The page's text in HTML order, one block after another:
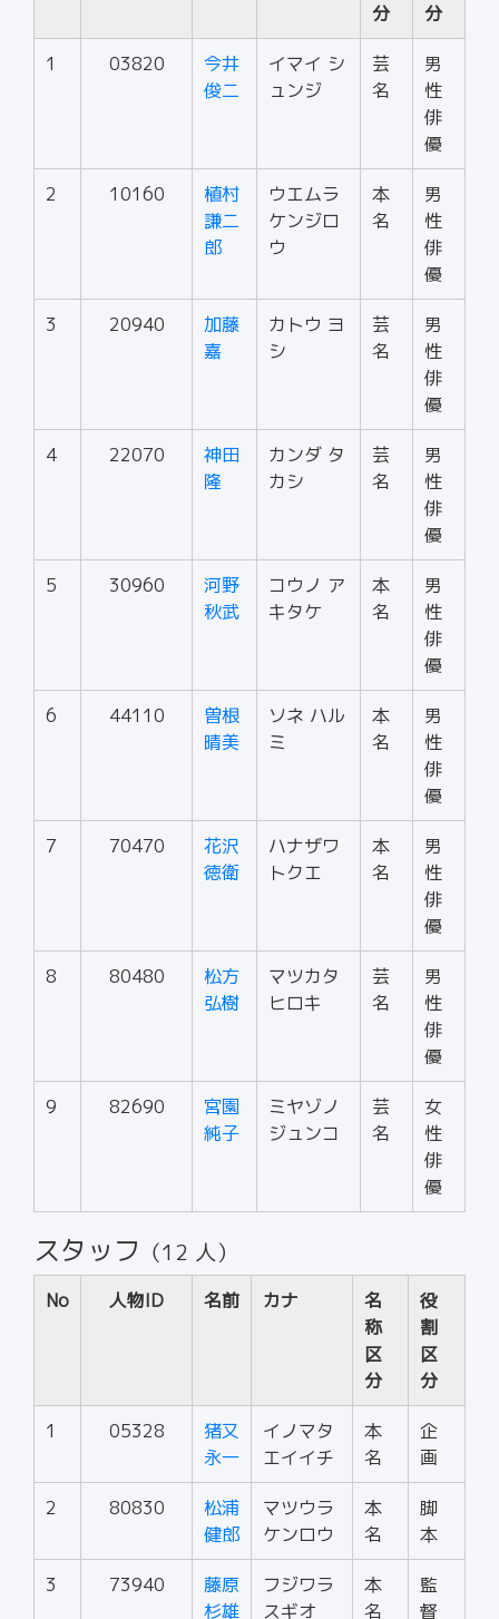
分
分
1 03820
今井
俊二
イマイ シ
ュンジ
芸
名
男
性
俳
優
2 10160
植村
謙二
郎
ウエムラ
ケンジロ
ウ
本
名
男
性
俳
優
3 20940
加藤
嘉
カトウ ヨ
シ
芸
名
男
性
俳
優
4 22070
神田
隆
カンダ タ
カシ
芸
名
男
性
俳
優
5 30960
河野
秋武
コウノ ア
キタケ
本
名
男
性
俳
優
6 44110
曽根
晴美
ソネ ハル
ミ
本
名
男
性
俳
優
7 70470
花沢
徳衛
ハナザワ
トクエ
本
名
男
性
俳
優
8 80480
松方
弘樹
マツカタ
ヒロキ
芸
名
男
性
俳
優
9 82690
宮園
純子
ミヤゾノ
ジュンコ
芸
名
女
性
俳
優
スタッフ （12 人）
No 人物ID 名前 カナ
名
称
区
分
役
割
区
分
1 05328
猪又
永一
イノマタ
エイイチ
本
名
企
画
2 80830
松浦
健郎
マツウラ
ケンロウ
本
名
脚
本
3 73940
藤原
杉雄
フジワラ
スギオ
本
名
監
督